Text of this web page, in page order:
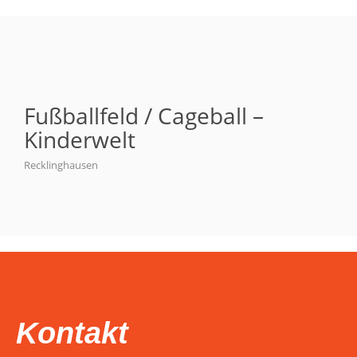
Fußballfeld / Cageball –
Kinderwelt
Recklinghausen
Kontakt